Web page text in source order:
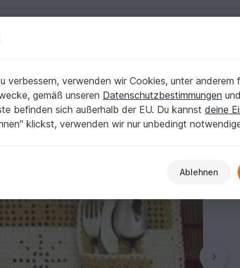
# Advent # Weihnachten
und Serviettenring #
verbessern, verwenden wir Cookies, unter anderem
gemäß unseren Datenschutzbestimmungen und
befinden sich außerhalb der EU. Du kannst deine
klickst, verwenden wir nur unbedingt
Ablehnen